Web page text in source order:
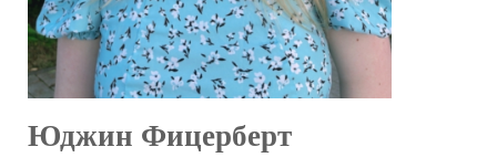
Юджин Фицерберт